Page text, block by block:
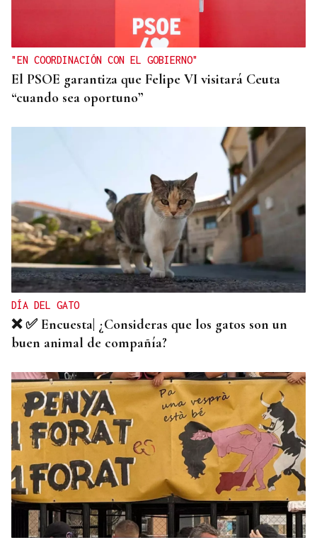
Ramiro, el párroco boliviano de los 78.000
kilómetros en la Baixa Limia
"EN COORDINACIÓN CON EL GOBIERNO"
El PSOE garantiza que Felipe VI visitará Ceuta
“cuando sea oportuno”
DÍA DEL GATO
❌ ✅ Encuesta| ¿Consideras que los gatos son un
buen animal de compañía?